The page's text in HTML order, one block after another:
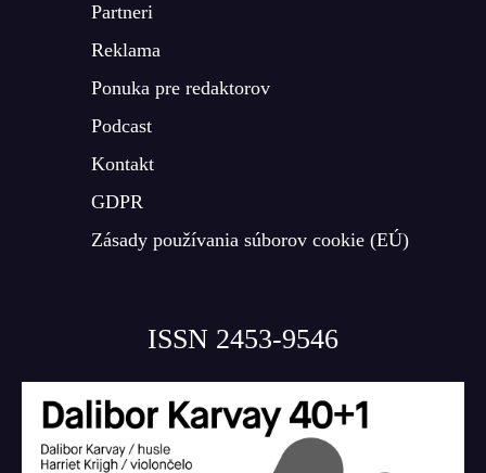
Partneri
Reklama
Ponuka pre redaktorov
Podcast
Kontakt
GDPR
Zásady používania súborov cookie (EÚ)
ISSN 2453-9546